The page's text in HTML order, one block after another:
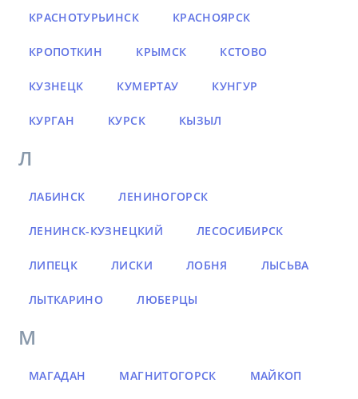
КРАСНОТУРЬИНСК КРАСНОЯРСК
КРОПОТКИН КРЫМСК КСТОВО
КУЗНЕЦК КУМЕРТАУ КУНГУР
КУРГАН КУРСК КЫЗЫЛ
Л
ЛАБИНСК ЛЕНИНОГОРСК
ЛЕНИНСК-КУЗНЕЦКИЙ ЛЕСОСИБИРСК
ЛИПЕЦК ЛИСКИ ЛОБНЯ ЛЫСЬВА
ЛЫТКАРИНО ЛЮБЕРЦЫ
М
МАГАДАН МАГНИТОГОРСК МАЙКОП